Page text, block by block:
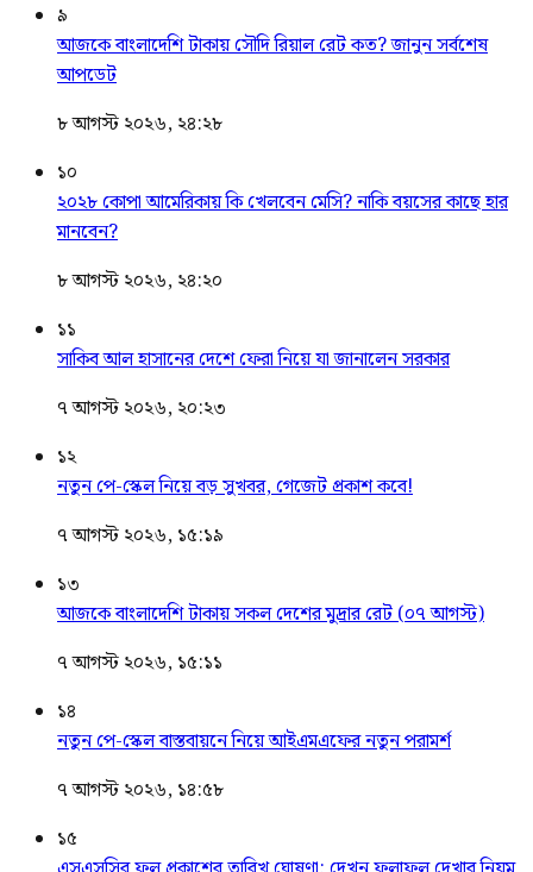
৯
আজকে বাংলাদেশি টাকায় সৌদি রিয়াল রেট কত? জানুন সর্বশেষ
আপডেট
৮ আগস্ট ২০২৬, ২৪:২৮
১০
২০২৮ কোপা আমেরিকায় কি খেলবেন মেসি? নাকি বয়সের কাছে হার
মানবেন?
৮ আগস্ট ২০২৬, ২৪:২০
১১
সাকিব আল হাসানের দেশে ফেরা নিয়ে যা জানালেন সরকার
৭ আগস্ট ২০২৬, ২০:২৩
১২
নতুন পে-স্কেল নিয়ে বড় সুখবর, গেজেট প্রকাশ কবে!
৭ আগস্ট ২০২৬, ১৫:১৯
১৩
আজকে বাংলাদেশি টাকায় সকল দেশের মুদ্রার রেট (০৭ আগস্ট)
৭ আগস্ট ২০২৬, ১৫:১১
১৪
নতুন পে-স্কেল বাস্তবায়নে নিয়ে আইএমএফের নতুন পরামর্শ
৭ আগস্ট ২০২৬, ১৪:৫৮
১৫